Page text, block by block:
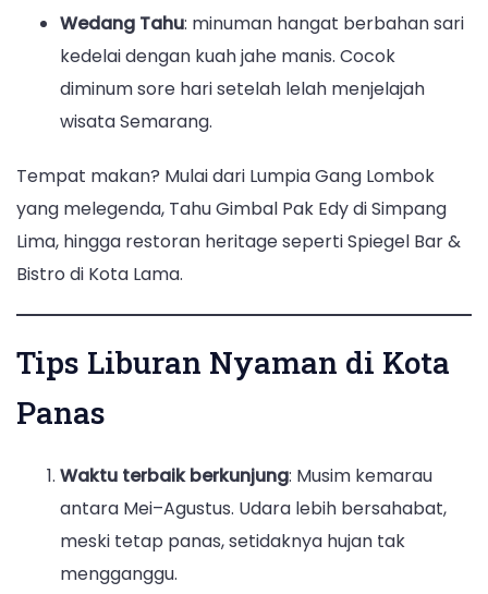
Wedang Tahu: minuman hangat berbahan sari
kedelai dengan kuah jahe manis. Cocok
diminum sore hari setelah lelah menjelajah
wisata Semarang.
Tempat makan? Mulai dari Lumpia Gang Lombok
yang melegenda, Tahu Gimbal Pak Edy di Simpang
Lima, hingga restoran heritage seperti Spiegel Bar &
Bistro di Kota Lama.
Tips Liburan Nyaman di Kota
Panas
Waktu terbaik berkunjung: Musim kemarau
antara Mei–Agustus. Udara lebih bersahabat,
meski tetap panas, setidaknya hujan tak
mengganggu.